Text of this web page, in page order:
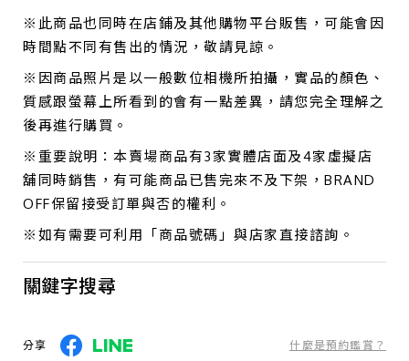
※此商品也同時在店鋪及其他購物平台販售，可能會因
時間點不同有售出的情況，敬請見諒。
※因商品照片是以一般數位相機所拍攝，實品的顏色、
質感跟螢幕上所看到的會有一點差異，請您完全理解之
後再進行購買。
※重要說明：本賣場商品有3家實體店面及4家虛擬店
舖同時銷售，有可能商品已售完來不及下架，BRAND
OFF保留接受訂單與否的權利。
※如有需要可利用「商品號碼」與店家直接諮詢。
關鍵字搜尋
分享 什麼是預約鑑賞？